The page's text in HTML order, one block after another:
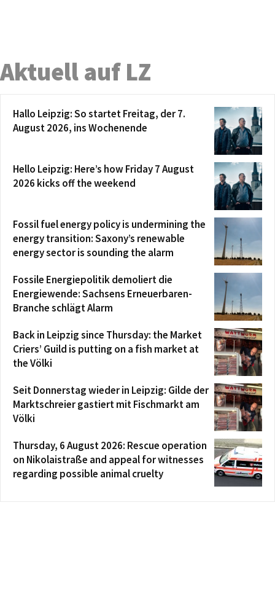
Aktuell auf LZ
Hallo Leipzig: So startet Freitag, der 7.
August 2026, ins Wochenende
Hello Leipzig: Here’s how Friday 7 August
2026 kicks off the weekend
Fossil fuel energy policy is undermining the
energy transition: Saxony’s renewable
energy sector is sounding the alarm
Fossile Energiepolitik demoliert die
Energiewende: Sachsens Erneuerbaren-
Branche schlägt Alarm
Back in Leipzig since Thursday: the Market
Criers’ Guild is putting on a fish market at
the Völki
Seit Donnerstag wieder in Leipzig: Gilde der
Marktschreier gastiert mit Fischmarkt am
Völki
Thursday, 6 August 2026: Rescue operation
on Nikolaistraße and appeal for witnesses
regarding possible animal cruelty